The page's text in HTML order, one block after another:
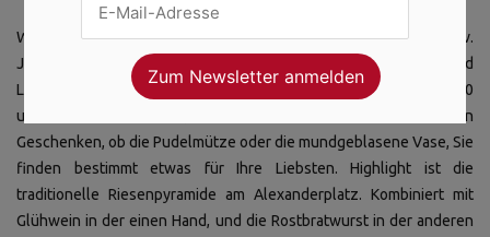
Weihnachtsstimmung bekommt man am Alexanderplatz definitiv.
Jedes Jahr erwarten Sie aufs Neue ein Riesenrad, Karussells und
Losbuden, die Sie in die vorweihnachtliche Zeit einstimmen. 100
unterschiedliche Hütten, mit leckerem Essen oder einfallsreichen
Geschenken, ob die Pudelmütze oder die mundgeblasene Vase, Sie
finden bestimmt etwas für Ihre Liebsten. Highlight ist die
traditionelle Riesenpyramide am Alexanderplatz. Kombiniert mit
Glühwein in der einen Hand, und die Rostbratwurst in der anderen